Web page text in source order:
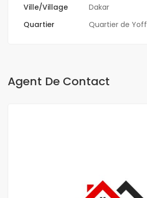
Ville/Village
Dakar
Quartier
Quartier de Yoff
Agent De Contact